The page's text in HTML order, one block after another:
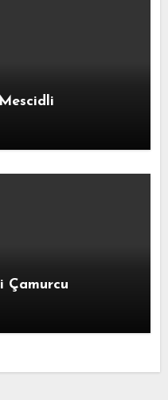
Çamurcu